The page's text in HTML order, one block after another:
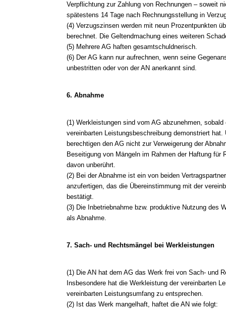
Verpflichtung zur Zahlung von Rechnungen – soweit
spätestens 14 Tage nach Rechnungsstellung in
(4) Verzugszinsen werden mit neun Prozentpunkten
berechnet. Die Geltendmachung eines weiteren
(5) Mehrere AG haften gesamtschuldnerisch.
(6) Der AG kann nur aufrechnen, wenn seine
unbestritten oder von der AN anerkannt sind.
6. Abnahme
(1) Werkleistungen sind vom AG abzunehmen,
vereinbarten Leistungsbeschreibung demonstriert hat.
berechtigen den AG nicht zur Verweigerung der
Beseitigung von Mängeln im Rahmen der Haftung für
davon unberührt.
(2) Bei der Abnahme ist ein von beiden
anzufertigen, das die Übereinstimmung mit der
bestätigt.
(3) Die Inbetriebnahme bzw. produktive Nutzung des
als Abnahme.
7. Sach- und Rechtsmängel bei Werkleistungen
(1) Die AN hat dem AG das Werk frei von Sach- und
Insbesondere hat die Werkleistung der vereinbarten
vereinbarten Leistungsumfang zu entsprechen.
(2) Ist das Werk mangelhaft, haftet die AN wie folgt: